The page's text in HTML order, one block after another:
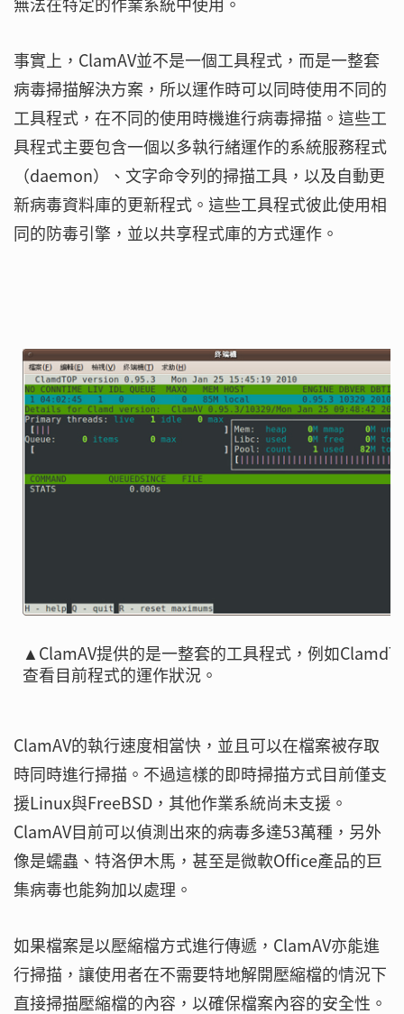
事實上，ClamAV並不是一個工具程式，而是一整套
病毒掃描解決方案，所以運作時可以同時使用不同的
工具程式，在不同的使用時機進行病毒掃描。這些工
具程式主要包含一個以多執行緒運作的系統服務程式
（daemon）、文字命令列的掃描工具，以及自動更
新病毒資料庫的更新程式。這些工具程式彼此使用相
同的防毒引擎，並以共享程式庫的方式運作。
▲ClamAV提供的是一整套的工具程式，例如
查看目前程式的運作狀況。
ClamAV的執行速度相當快，並且可以在檔案被存取
時同時進行掃描。不過這樣的即時掃描方式目前僅支
援Linux與FreeBSD，其他作業系統尚未支援。
ClamAV目前可以偵測出來的病毒多達53萬種，另外
像是蠕蟲、特洛伊木馬，甚至是微軟Office產品的巨
集病毒也能夠加以處理。
如果檔案是以壓縮檔方式進行傳遞，ClamAV亦能進
行掃描，讓使用者在不需要特地解開壓縮檔的情況下
直接掃描壓縮檔的內容，以確保檔案內容的安全性。